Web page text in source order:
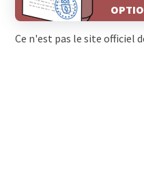
Ce n'est pas le site officiel